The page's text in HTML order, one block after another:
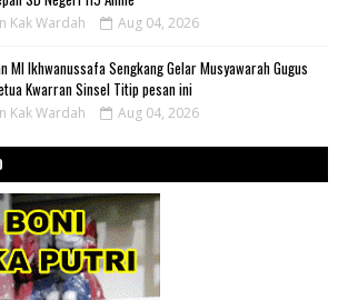
Kak Wardah Aug 04, 2026
MI Ikhwanussafa Sengkang Gelar Musyawarah Gugus
Kwarran Sinsel Titip pesan ini
Kak Wardah Aug 04, 2026